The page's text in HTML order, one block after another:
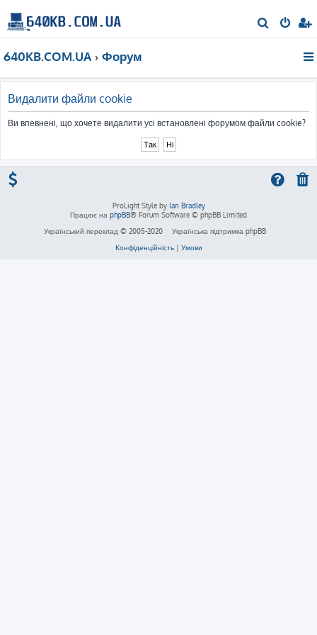
о
640KB.COM.UA Форум
Видалити файли cookie
Ви впевнені, що хочете видалити усі встановлені форумом файли cookie?
ProLight Style by Ian Bradley
Працює на phpBB® Forum Software © phpBB Limited
Український переклад © 2005-2020
Українська підтримка phpBB
Конфіденційність| Умови